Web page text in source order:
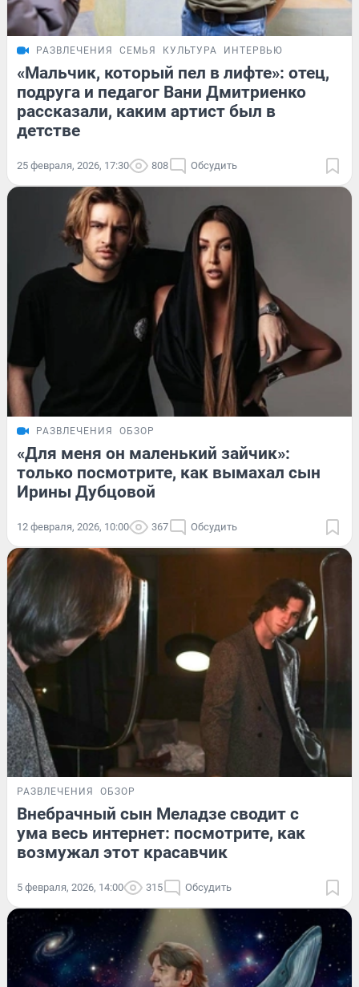
РАЗВЛЕЧЕНИЯ СЕМЬЯ КУЛЬТУРА ИНТЕРВЬЮ
«Мальчик, который пел в лифте»: отец,
подруга и педагог Вани Дмитриенко
рассказали, каким артист был в
детстве
25 февраля, 2026, 17:30 808 Обсудить
РАЗВЛЕЧЕНИЯ ОБЗОР
«Для меня он маленький зайчик»:
только посмотрите, как вымахал сын
Ирины Дубцовой
12 февраля, 2026, 10:00 367 Обсудить
РАЗВЛЕЧЕНИЯ ОБЗОР
Внебрачный сын Меладзе сводит с
ума весь интернет: посмотрите, как
возмужал этот красавчик
5 февраля, 2026, 14:00 315 Обсудить